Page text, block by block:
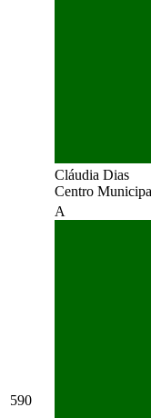
Cláudia Dias
Centro
590
A